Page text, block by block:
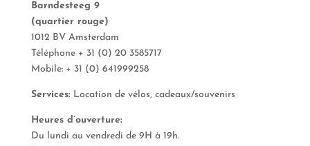
Barndesteeg 9
(quartier rouge)
1012 BV Amsterdam
Téléphone + 31 (0) 20 3585717
Mobile: + 31 (0) 641999258
Services: Location de vélos, cadeaux/souvenirs
Heures d’ouverture:
Du lundi au vendredi de 9H à 19h.